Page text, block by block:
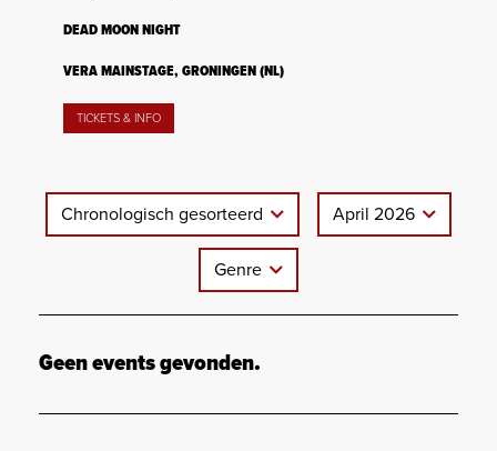
DEAD MOON NIGHT
VERA MAINSTAGE, GRONINGEN (NL)
TICKETS & INFO
Chronologisch gesorteerd April 2026
Genre
Geen events gevonden.